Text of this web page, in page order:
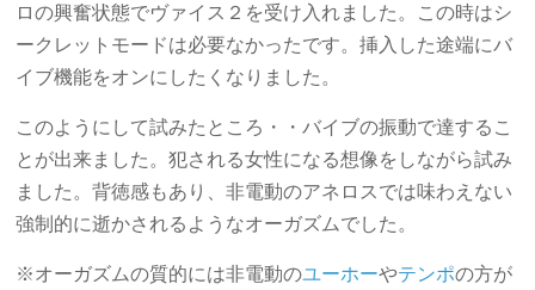
ロの興奮状態でヴァイス２を受け入れました。この時はシ
ークレットモードは必要なかったです。挿入した途端にバ
イブ機能をオンにしたくなりました。
このようにして試みたところ・・バイブの振動で達するこ
とが出来ました。犯される女性になる想像をしながら試み
ました。背徳感もあり、非電動のアネロスでは味わえない
強制的に逝かされるようなオーガズムでした。
※オーガズムの質的には非電動のユーホーやテンポの方が